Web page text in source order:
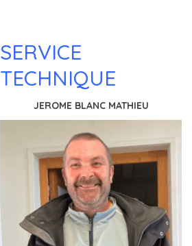
SERVICE
TECHNIQUE
JEROME BLANC MATHIEU